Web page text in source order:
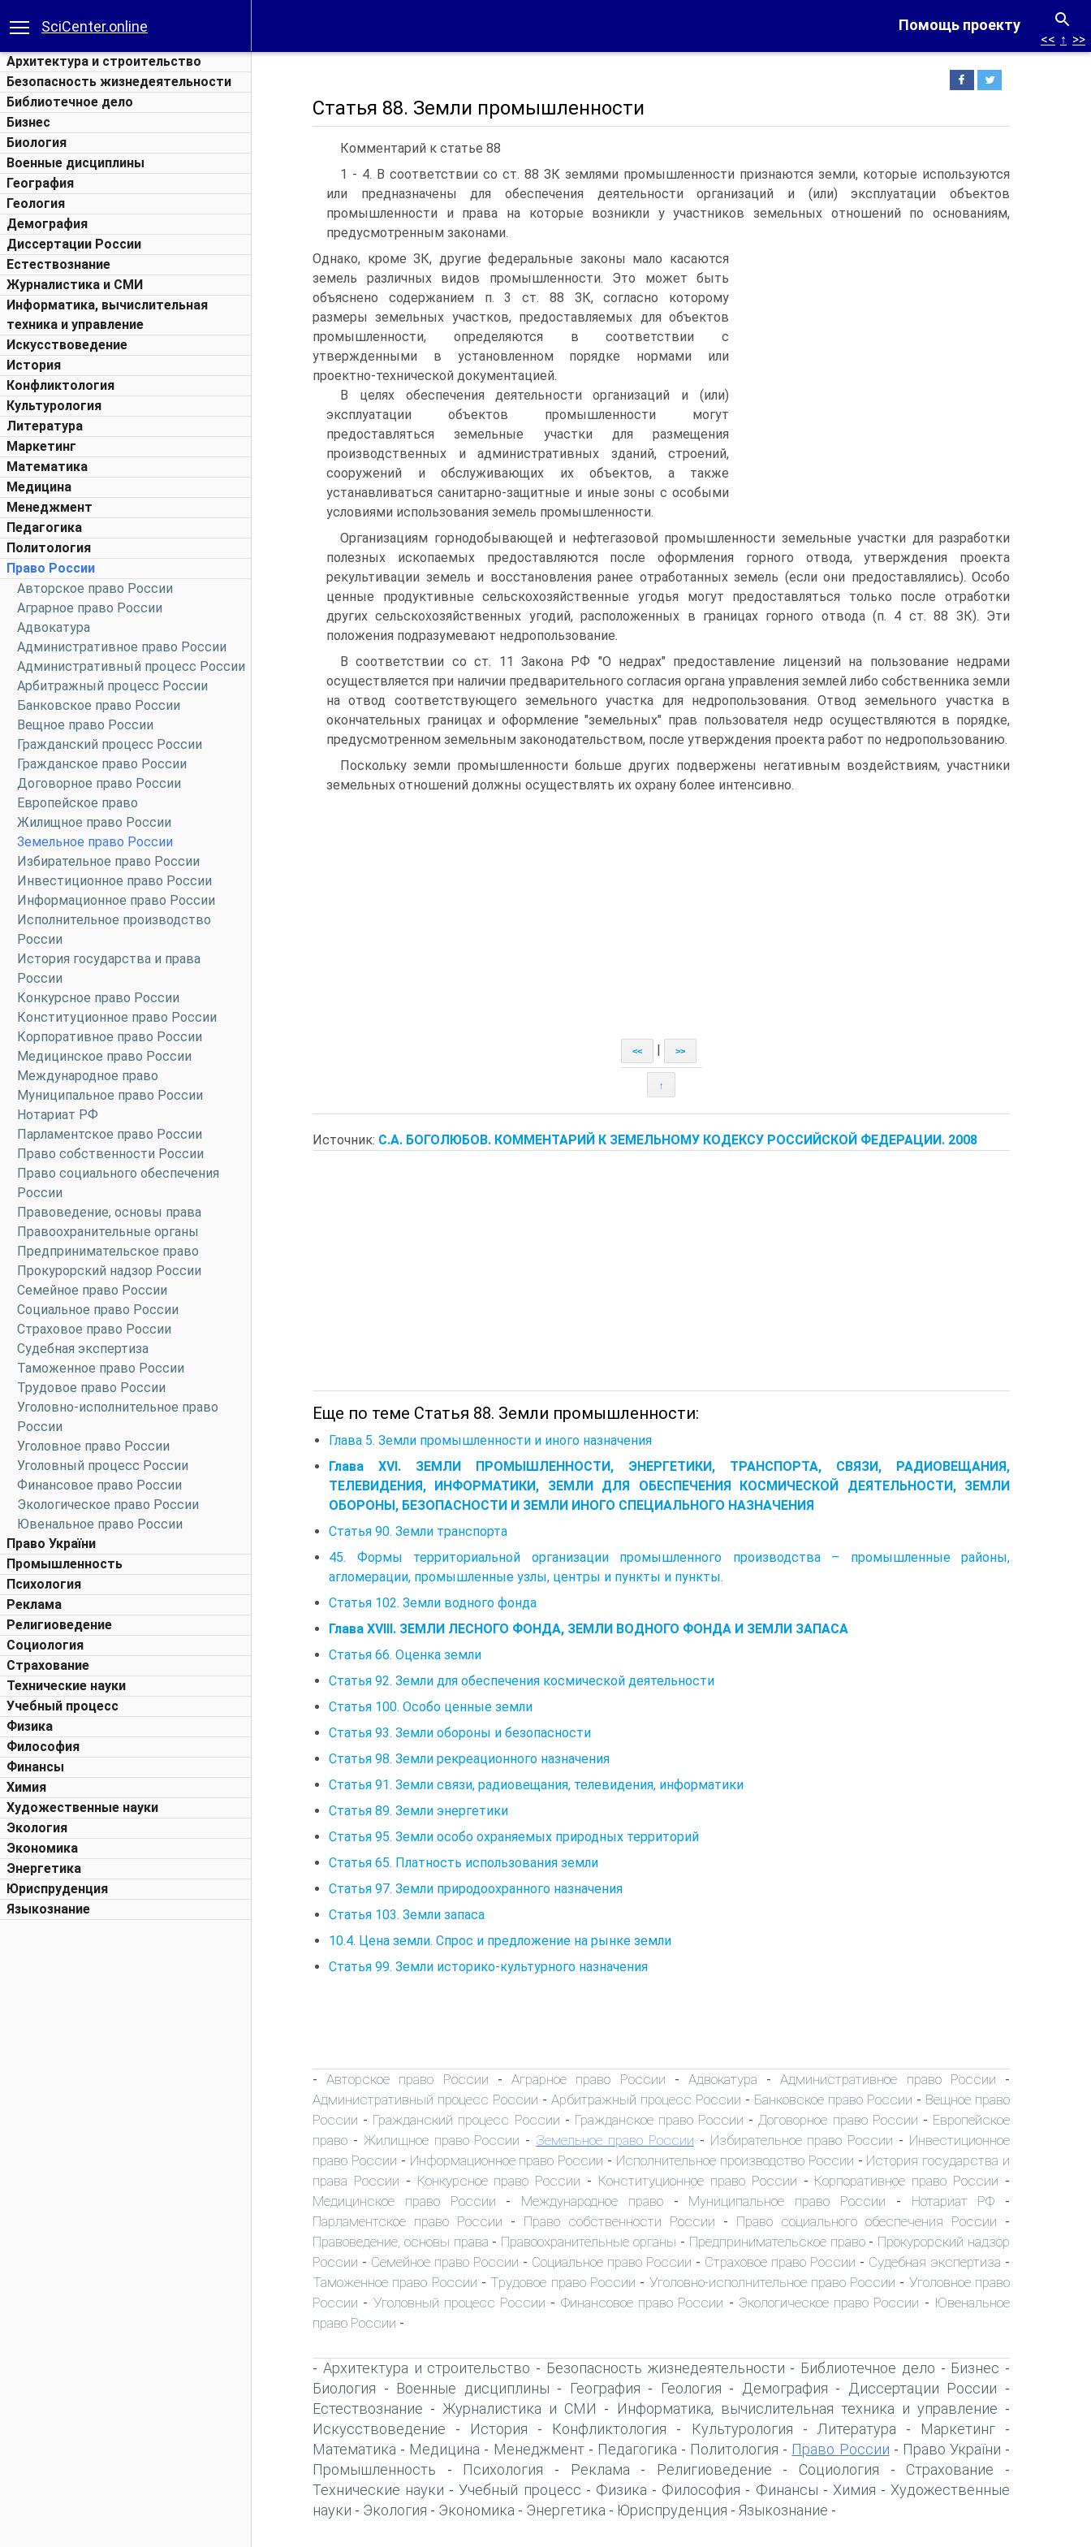
Помощь проекту
SciCenter.online
Архитектура и строительство
Безопасность жизнедеятельности
Библиотечное дело
Бизнес
Биология
Военные дисциплины
География
Геология
Демография
Диссертации России
Естествознание
Журналистика и СМИ
Информатика, вычислительная
техника и управление
Искусствоведение
История
Конфликтология
Культурология
Литература
Маркетинг
Математика
Медицина
Менеджмент
Педагогика
Политология
Право России
Авторское право России
Аграрное право России
Адвокатура
Административное право России
Административный процесс России
Арбитражный процесс России
Банковское право России
Вещное право России
Гражданский процесс России
Гражданское право России
Договорное право России
Европейское право
Жилищное право России
Земельное право России
Избирательное право России
Инвестиционное право России
Информационное право России
Исполнительное производство
России
История государства и права
России
Конкурсное право России
Конституционное право России
Корпоративное право России
Медицинское право России
Международное право
Муниципальное право России
Нотариат РФ
Парламентское право России
Право собственности России
Право социального обеспечения
России
Правоведение, основы права
Правоохранительные органы
Предпринимательское право
Прокурорский надзор России
Семейное право России
Социальное право России
Страховое право России
Судебная экспертиза
Таможенное право России
Трудовое право России
Уголовно-исполнительное право
России
Уголовное право России
Уголовный процесс России
Финансовое право России
Экологическое право России
Ювенальное право России
Право України
Промышленность
Психология
Реклама
Религиоведение
Социология
Страхование
Технические науки
Учебный процесс
Физика
Философия
Финансы
Химия
Художественные науки
Экология
Экономика
Энергетика
Юриспруденция
Языкознание
<< ↑ >>
Статья 88. Земли промышленности
Комментарий к статье 88
1 - 4. В соответствии со ст. 88 ЗК землями промышленности признаются земли, которые используются
или предназначены для обеспечения деятельности организаций и (или) эксплуатации объектов
промышленности и права на которые возникли у участников земельных отношений по основаниям,
предусмотренным законами.
Однако, кроме ЗК, другие федеральные законы мало касаются
земель различных видов промышленности. Это может быть
объяснено содержанием п. 3 ст. 88 ЗК, согласно которому
размеры земельных участков, предоставляемых для объектов
промышленности, определяются в соответствии с
утвержденными в установленном порядке нормами или
проектно-технической документацией.
В целях обеспечения деятельности организаций и (или)
эксплуатации объектов промышленности могут
предоставляться земельные участки для размещения
производственных и административных зданий, строений,
сооружений и обслуживающих их объектов, а также
устанавливаться санитарно-защитные и иные зоны с особыми
условиями использования земель промышленности.
Организациям горнодобывающей и нефтегазовой промышленности земельные участки для разработки
полезных ископаемых предоставляются после оформления горного отвода, утверждения проекта
рекультивации земель и восстановления ранее отработанных земель (если они предоставлялись). Особо
ценные продуктивные сельскохозяйственные угодья могут предоставляться только после отработки
других сельскохозяйственных угодий, расположенных в границах горного отвода (п. 4 ст. 88 ЗК). Эти
положения подразумевают недропользование.
В соответствии со ст. 11 Закона РФ "О недрах" предоставление лицензий на пользование недрами
осуществляется при наличии предварительного согласия органа управления землей либо собственника земли
на отвод соответствующего земельного участка для недропользования. Отвод земельного участка в
окончательных границах и оформление "земельных" прав пользователя недр осуществляются в порядке,
предусмотренном земельным законодательством, после утверждения проекта работ по недропользованию.
Поскольку земли промышленности больше других подвержены негативным воздействиям, участники
земельных отношений должны осуществлять их охрану более интенсивно.
<< >>
↑
Источник: С.А. БОГОЛЮБОВ. КОММЕНТАРИЙ К ЗЕМЕЛЬНОМУ КОДЕКСУ РОССИЙСКОЙ ФЕДЕРАЦИИ. 2008
Еще по теме Статья 88. Земли промышленности:
Глава 5. Земли промышленности и иного назначения
Глава XVI. ЗЕМЛИ ПРОМЫШЛЕННОСТИ, ЭНЕРГЕТИКИ, ТРАНСПОРТА, СВЯЗИ, РАДИОВЕЩАНИЯ,
ТЕЛЕВИДЕНИЯ, ИНФОРМАТИКИ, ЗЕМЛИ ДЛЯ ОБЕСПЕЧЕНИЯ КОСМИЧЕСКОЙ ДЕЯТЕЛЬНОСТИ, ЗЕМЛИ
ОБОРОНЫ, БЕЗОПАСНОСТИ И ЗЕМЛИ ИНОГО СПЕЦИАЛЬНОГО НАЗНАЧЕНИЯ
Статья 90. Земли транспорта
45. Формы территориальной организации промышленного производства – промышленные районы,
агломерации, промышленные узлы, центры и пункты и пункты.
Статья 102. Земли водного фонда
Глава XVIII. ЗЕМЛИ ЛЕСНОГО ФОНДА, ЗЕМЛИ ВОДНОГО ФОНДА И ЗЕМЛИ ЗАПАСА
Статья 66. Оценка земли
Статья 92. Земли для обеспечения космической деятельности
Статья 100. Особо ценные земли
Статья 93. Земли обороны и безопасности
Статья 98. Земли рекреационного назначения
Статья 91. Земли связи, радиовещания, телевидения, информатики
Статья 89. Земли энергетики
Статья 95. Земли особо охраняемых природных территорий
Статья 65. Платность использования земли
Статья 97. Земли природоохранного назначения
Статья 103. Земли запаса
10.4. Цена земли. Спрос и предложение на рынке земли
Статья 99. Земли историко-культурного назначения
-Авторское право России -Аграрное право России - Адвокатура -Административное право России -
Административный процесс России - Арбитражный процесс России - Банковское право России - Вещное право
России - Гражданский процесс России - Гражданское право России - Договорное право России - Европейское
право - Жилищное право России - Земельное право России - Избирательное право России - Инвестиционное
право России - Информационное право России - Исполнительное производство России - История государства и
права России - Конкурсное право России - Конституционное право России - Корпоративное право России -
Медицинское право России - Международное право- Муниципальное право России - Нотариат РФ -
Парламентское право России - Право собственности России - Право социального обеспечения России -
Правоведение, основы права - Правоохранительные органы - Предпринимательское право- Прокурорский надзор
России - Семейное право России - Социальное право России - Страховое право России - Судебная экспертиза -
Таможенное право России - Трудовое право России - Уголовно-исполнительное право России - Уголовное право
России - Уголовный процесс России - Финансовое право России - Экологическое право России - Ювенальное
право России -
- Архитектура и строительство - Безопасность жизнедеятельности - Библиотечное дело - Бизнес -
Биология - Военные дисциплины - География - Геология - Демография - Диссертации России -
Естествознание - Журналистика и СМИ - Информатика, вычислительная техника и управление -
Искусствоведение - История - Конфликтология - Культурология - Литература - Маркетинг-
Математика - Медицина - Менеджмент- Педагогика - Политология - Право России - Право України -
Промышленность - Психология - Реклама - Религиоведение - Социология - Страхование -
Технические науки -Учебный процесс - Физика - Философия - Финансы - Химия - Художественные
науки - Экология - Экономика - Энергетика - Юриспруденция - Языкознание -